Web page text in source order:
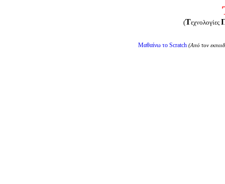
(Τεχνολογίες
Μαθαίνω το Scratch (Aπό τον